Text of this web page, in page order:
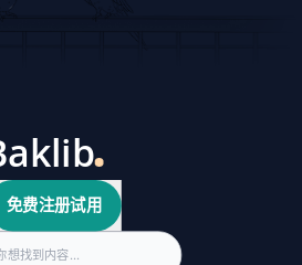
免费注册试用